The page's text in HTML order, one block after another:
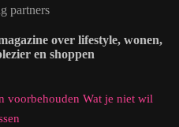
partners
over lifestyle, wonen,
en shoppen
voorbehouden Wat je niet wil